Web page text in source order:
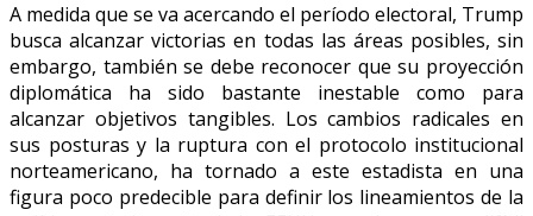
A medida que se va acercando el período electoral, Trump
busca alcanzar victorias en todas las áreas posibles, sin
embargo, también se debe reconocer que su proyección
diplomática ha sido bastante inestable como para
alcanzar objetivos tangibles. Los cambios radicales en
sus posturas y la ruptura con el protocolo institucional
norteamericano, ha tornado a este estadista en una
figura poco predecible para definir los lineamientos de la